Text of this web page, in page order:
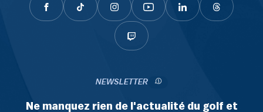
NEWSLETTER
Ne manquez rien de l'actualité du golf et